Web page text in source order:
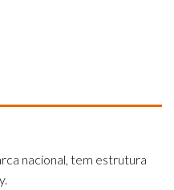
nacional, tem estrutura